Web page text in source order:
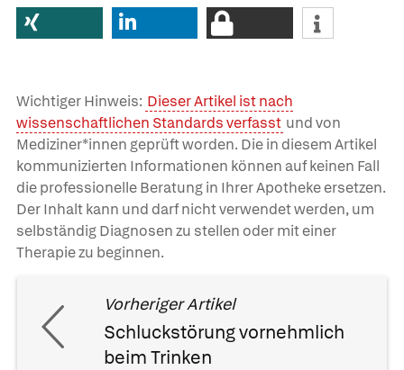
Wichtiger Hinweis: Dieser Artikel ist nach
wissenschaftlichen Standards verfasst und von
Mediziner*innen geprüft worden. Die in diesem Artikel
kommunizierten Informationen können auf keinen Fall
die professionelle Beratung in Ihrer Apotheke ersetzen.
Der Inhalt kann und darf nicht verwendet werden, um
selbständig Diagnosen zu stellen oder mit einer
Therapie zu beginnen.
Vorheriger Artikel
Schluckstörung vornehmlich
beim Trinken